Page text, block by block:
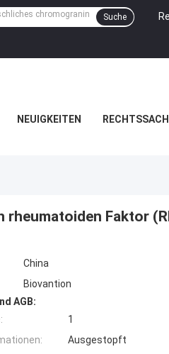
Suche
NEUIGKEITEN
rheumatoiden Faktor
China
Biovantion
AGB:
1
Ausgestopft